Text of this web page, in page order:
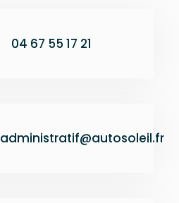
04 67 55 17 21
administratif@autosoleil.fr